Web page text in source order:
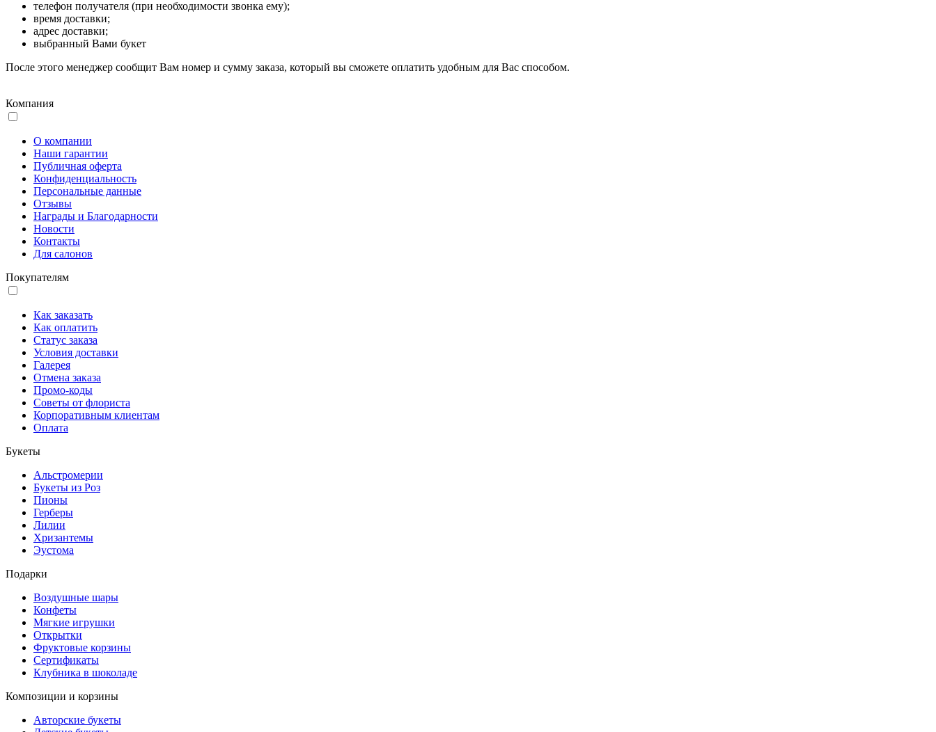
телефон получателя (при необходимости звонка ему);
время доставки;
адрес доставки;
выбранный Вами букет
После этого менеджер сообщит Вам номер и сумму заказа, который вы сможете оплатить удобным для Вас способом.
Компания
О компании
Наши гарантии
Публичная оферта
Конфиденциальность
Персональные данные
Отзывы
Награды и Благодарности
Новости
Контакты
Для салонов
Покупателям
Как заказать
Как оплатить
Статус заказа
Условия доставки
Галерея
Отмена заказа
Промо-коды
Советы от флориста
Корпоративным клиентам
Оплата
Букеты
Альстромерии
Букеты из Роз
Пионы
Герберы
Лилии
Хризантемы
Эустома
Подарки
Воздушные шары
Конфеты
Мягкие игрушки
Открытки
Фруктовые корзины
Сертификаты
Клубника в шоколаде
Композиции и корзины
Авторские букеты